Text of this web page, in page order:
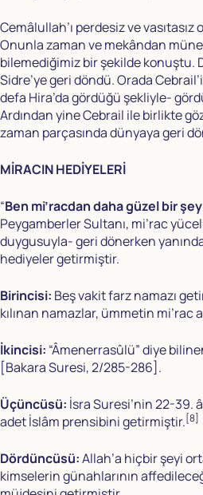
Cemâlullah’ı perdesiz ve
Onunla zaman ve mekândan
bilemediğimiz bir şekilde konuştu.
Sidre’ye geri döndü. Orada
defa Hira’da gördüğü şekliyle-
Ardından yine Cebrail ile birlikte
zaman parçasında dünyaya geri
MİRACIN HEDİYELERİ
“Ben mi’racdan daha güzel bir
Peygamberler Sultanı, mi’rac
duygusuyla- geri dönerken
hediyeler getirmiştir.
Birincisi: Beş vakit farz namazı
kılınan namazlar, ümmetin mi’rac
İkincisi: “Âmenerrasûlü” diye
[Bakara Suresi, 2/285-286].
Üçüncüsü: İsra Suresi’nin 22-39.
adet İslâm prensibini getirmiştir.[8]
Dördüncüsü:Allah’a hiçbir şeyi
kimselerin günahlarının